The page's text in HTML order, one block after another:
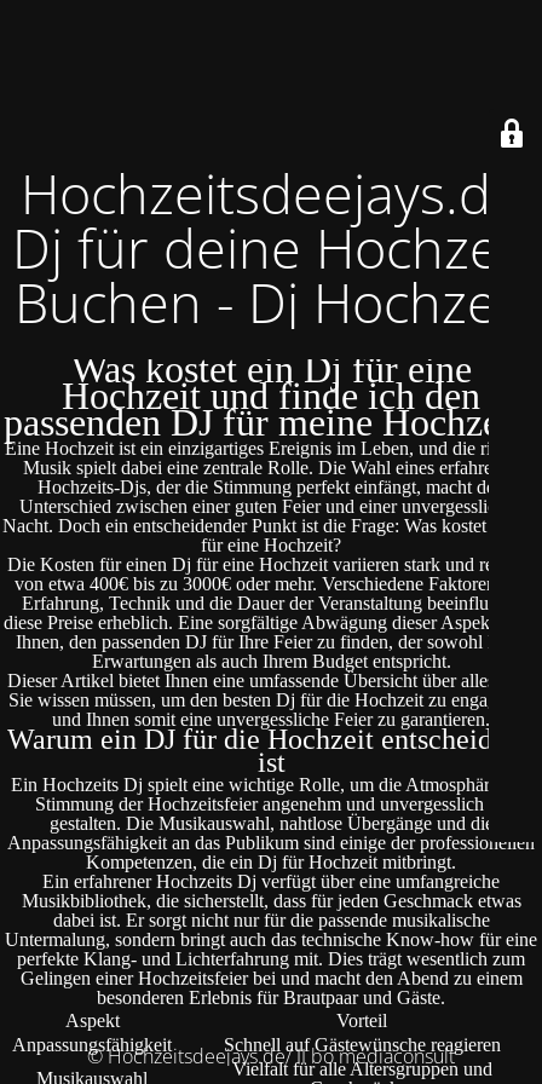
Hochzeitsdeejays.de
Dj für deine Hochzeit
Buchen - Dj Hochzeit
Was kostet ein Dj für eine
Hochzeit und finde ich den
passenden DJ für meine Hochzeit?
Eine Hochzeit ist ein einzigartiges Ereignis im Leben, und die richtige
Musik spielt dabei eine zentrale Rolle. Die Wahl eines erfahrenen
Hochzeits-Djs, der die Stimmung perfekt einfängt, macht den
Unterschied zwischen einer guten Feier und einer unvergesslichen
Nacht. Doch ein entscheidender Punkt ist die Frage: Was kostet ein DJ
für eine Hochzeit?
Die Kosten für einen Dj für eine Hochzeit variieren stark und reichen
von etwa 400€ bis zu 3000€ oder mehr. Verschiedene Faktoren wie
Erfahrung, Technik und die Dauer der Veranstaltung beeinflussen
diese Preise erheblich. Eine sorgfältige Abwägung dieser Aspekte hilft
Ihnen, den passenden DJ für Ihre Feier zu finden, der sowohl Ihren
Erwartungen als auch Ihrem Budget entspricht.
Dieser Artikel bietet Ihnen eine umfassende Übersicht über alles, was
Sie wissen müssen, um den besten Dj für die Hochzeit zu engagieren
und Ihnen somit eine unvergessliche Feier zu garantieren.
Warum ein DJ für die Hochzeit entscheidend
ist
Ein Hochzeits Dj spielt eine wichtige Rolle, um die Atmosphäre und
Stimmung der Hochzeitsfeier angenehm und unvergesslich zu
gestalten. Die Musikauswahl, nahtlose Übergänge und die
Anpassungsfähigkeit an das Publikum sind einige der professionellen
Kompetenzen, die ein Dj für Hochzeit mitbringt.
Ein erfahrener Hochzeits Dj verfügt über eine umfangreiche
Musikbibliothek, die sicherstellt, dass für jeden Geschmack etwas
dabei ist. Er sorgt nicht nur für die passende musikalische
Untermalung, sondern bringt auch das technische Know-how für eine
perfekte Klang- und Lichterfahrung mit. Dies trägt wesentlich zum
Gelingen einer Hochzeitsfeier bei und macht den Abend zu einem
besonderen Erlebnis für Brautpaar und Gäste.
Aspekt
Vorteil
Anpassungsfähigkeit
Schnell auf Gästewünsche reagieren
Musikauswahl
Vielfalt für alle Altersgruppen und
© Hochzeitsdeejays.de/ II bo mediaconsult